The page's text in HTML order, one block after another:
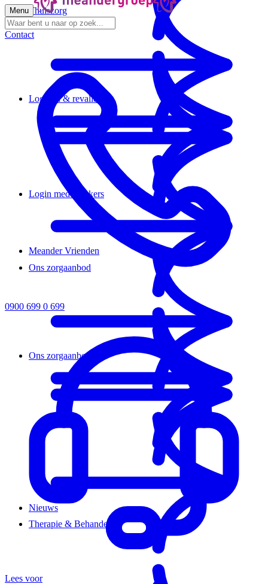
Thuiszorg
Ons zorgaanbod
Therapie & Behandeling
Logeren & revalideren
Ons zorgaanbod
Login medewerkers
Meander Vrienden
Nieuws
Menu
Contact
0900 699 0 699
Lees voor